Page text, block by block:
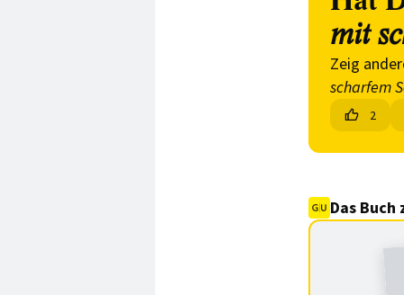
mit
Zeig
scharfem
2
Das Buch